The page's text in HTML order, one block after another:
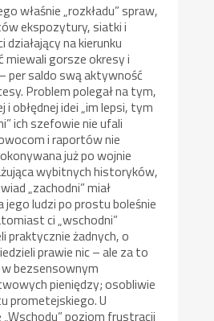
właśnie „rozkładu” spraw,
ekspozytury, siatki i
na kierunku
miewali gorsze okresy i
per saldo swą aktywność
Problem polegał na tym,
obłędnej idei „im lepsi, tym
ich szefowie nie ufali
i raportów nie
już po wojnie
wybitnych historyków,
„zachodni” miał
jego ludzi po prostu boleśnie
ci „wschodni”
praktycznie żadnych, o
prawie nic – ale za to
bezsensownym
pieniędzy; osobliwie
prometejskiego. U
poziom frustracji